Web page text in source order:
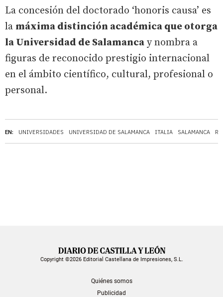
EN: UNIVERSIDADES UNIVERSIDAD DE SALAMANCA ITALIA SALAMANCA
La concesión del doctorado ‘honoris causa’ es
la máxima distinción académica que otorga
la Universidad de Salamanca y nombra a
figuras de reconocido prestigio internacional
en el ámbito científico, cultural, profesional o
personal.
Copyright ©2026 Editorial Castellana de Impresiones, S.L.
Quiénes somos
Publicidad